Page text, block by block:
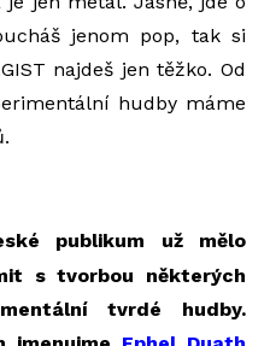
jenom pop, tak si
najdeš jen těžko. Od
hudby máme
publikum už mělo
s tvorbou některých
tvrdé hudby.